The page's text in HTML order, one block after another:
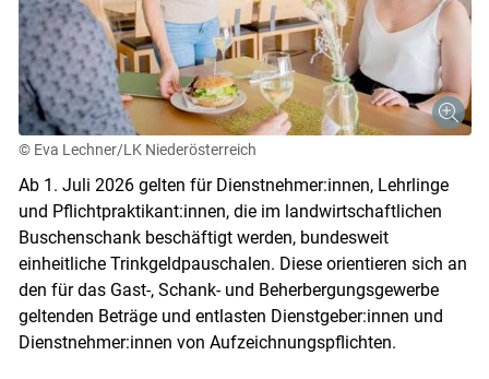
© Eva Lechner/LK Niederösterreich
Ab 1. Juli 2026 gelten für Dienstnehmer:innen, Lehrlinge
und Pflichtpraktikant:innen, die im landwirtschaftlichen
Buschenschank beschäftigt werden, bundesweit
einheitliche Trinkgeldpauschalen. Diese orientieren sich an
den für das Gast-, Schank- und Beherbergungsgewerbe
geltenden Beträge und entlasten Dienstgeber:innen und
Dienstnehmer:innen von Aufzeichnungspflichten.